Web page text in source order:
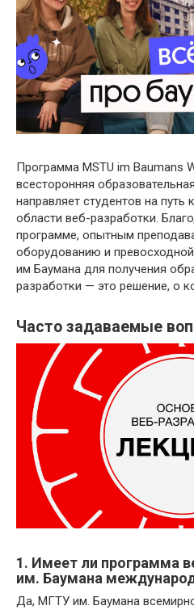
Программа MSTU im Baumans
всесторонняя
направляет студентов на путь
области веб-разработки.
программе, опытным
оборудованию и
им Баумана для получения
разработки — это решение, о
Часто задаваемые
1. Имеет ли программа
им. Баумана
Да, МГТУ им. Баумана